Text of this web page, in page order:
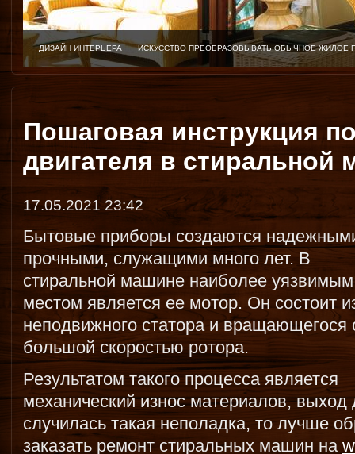
ДИЗАЙН ИНТЕРЬЕРА ИСКУССТВО ПРЕОБРАЗОВЫВАТЬ ОБЫЧНОЕ
Пошаговая инструкция
двигателя в стиральной
17.05.2021 23:42
Бытовые приборы создаются
прочными, служащими много лет. В
стиральной машине наиболее уязвимым
местом является ее мотор. Он состоит
неподвижного статора и вращающегося
большой скоростью ротора.
Результатом такого процесса является
механический износ материалов, выход
случилась такая неполадка, то лучше
заказать ремонт стиральных машин на